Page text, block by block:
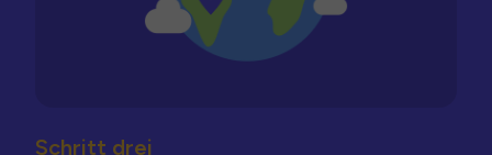
Schritt drei